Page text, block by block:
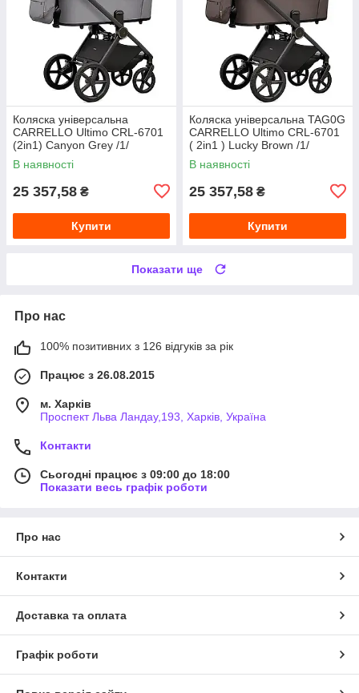
Коляска універсальна
CARRELLO Ultimo CRL-6701
(2in1) Canyon Grey /1/
В наявності
25 357,58 ₴
Купити
Коляска універсальна TAG0G
CARRELLO Ultimo CRL-6701
( 2in1 ) Lucky Brown /1/
В наявності
25 357,58 ₴
Купити
Показати ще
Про нас
100% позитивних з 126 відгуків за рік
Працює з 26.08.2015
м. Харків
Проспект Льва Ландау,193, Харків, Україна
Контакти
Сьогодні працює з 09:00 до 18:00
Показати весь графік роботи
Про нас
Контакти
Доставка та оплата
Графік роботи